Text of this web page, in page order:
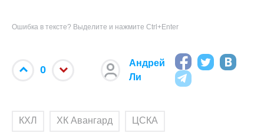
Ошибка в тексте? Выделите и нажмите Ctrl+Enter
0
Андрей
Ли
КХЛ ХК Авангард ЦСКА